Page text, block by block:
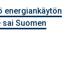
energiankäytön
Suomen